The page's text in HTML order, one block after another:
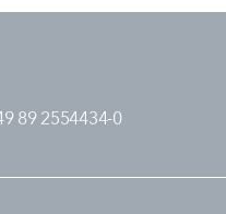
89 2554434-0